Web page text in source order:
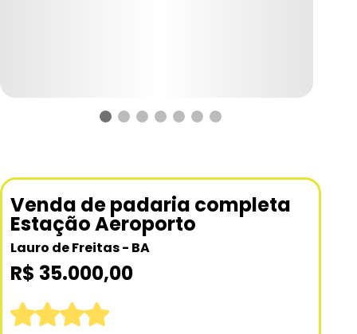
Venda de padaria completa
Estação Aeroporto
Lauro de Freitas - BA
R$ 35.000,00